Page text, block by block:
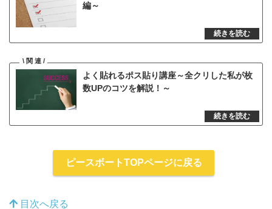
編～
よく貼れるポス貼り講座～全クリした私が枚
数UPのコツを解説！～
ピースボートTOPページに戻る
目次へ戻る